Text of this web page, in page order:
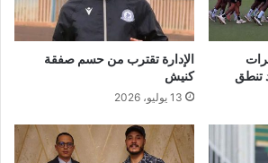
تنطق
الإدارة تقترب من حسم صفقة
كنيش
13 يوليو، 2026